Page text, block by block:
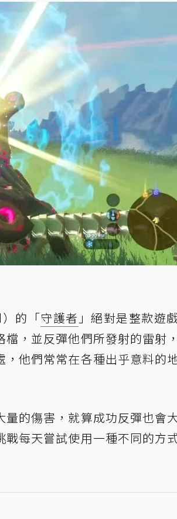
的「守護者 」絕對是整款遊
，並反彈他們所發射的雷射
他們常常在各種出乎意料的
的傷害，就算成功反彈也會
每天嘗試使用一種不同的方